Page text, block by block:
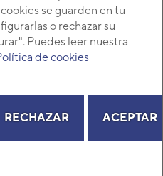
se guarden en tu
o rechazar su
Puedes leer nuestra
de cookies
RECHAZAR ACEPTAR